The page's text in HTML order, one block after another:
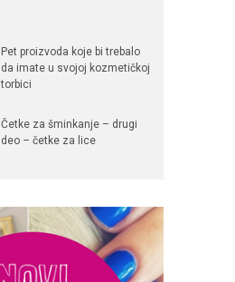
Pet proizvoda koje bi trebalo
da imate u svojoj kozmetičkoj
torbici
Četke za šminkanje – drugi
deo – četke za lice